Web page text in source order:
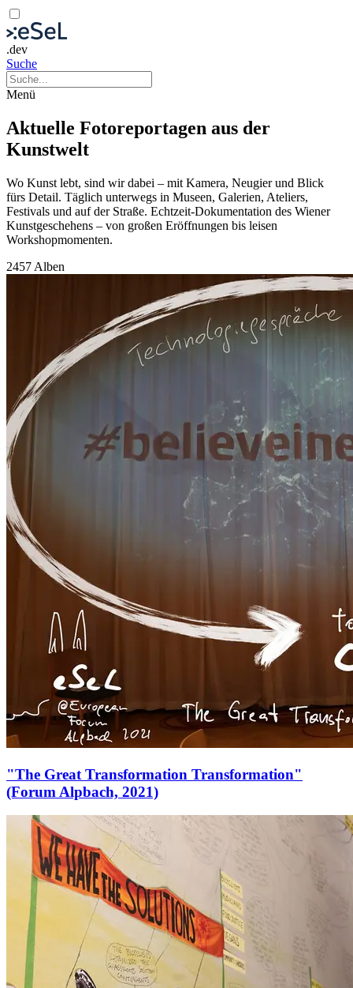
.dev
Suche
Menü
Aktuelle Fotoreportagen aus der
Kunstwelt
Wo Kunst lebt, sind wir dabei – mit Kamera, Neugier und Blick
fürs Detail. Täglich unterwegs in Museen, Galerien, Ateliers,
Festivals und auf der Straße. Echtzeit-Dokumentation des Wiener
Kunstgeschehens – von großen Eröffnungen bis leisen
Workshopmomenten.
2457 Alben
"The Great Transformation Transformation"
(Forum Alpbach, 2021)